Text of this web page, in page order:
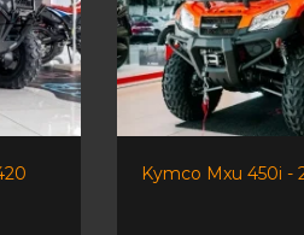
Kymco Mxu 450i -